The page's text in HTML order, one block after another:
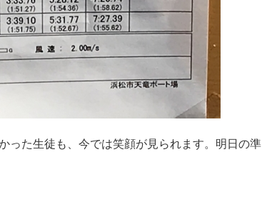
った生徒も、今では笑顔が見られます。明日の準